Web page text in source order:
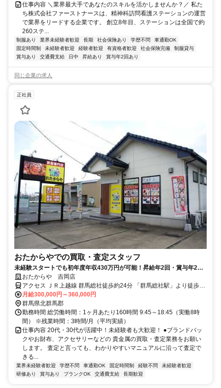
仕事内容 ＼業界最大手であなたのスキルを活かしませんか？／ 私た
ち株式会社ファーストナースは、精神科訪問看護ステーションの運営
で業界をリードする企業です。 創立8年目、ステーションは全国で約
260ステ...
制服あり 業界未経験者歓迎 長期 社会保険あり 学歴不問
車通勤OK
固定時間制
未経験者歓迎 経験者歓迎 有資格者歓迎 社会保険完備
制服貸与
賞与あり
交通費支給 日中 昇給あり 賞与年2回あり
同じ企業の求人
正社員
おたからやでの買取・査定スタッフ
未経験スタートでも初年度年収430万円が可能！昇給年2回・賞与年2
回！残業少なめ月3時間程度です♪
おたからや 吉岡店
アクセス ＪＲ上越線 群馬総社徒歩約24分 「群馬総社駅」より徒歩25
分（車で5分）
月給300,000円～360,000円
群馬県北群馬郡
勤務時間 総労働時間：1ヶ月あたり160時間 9:45～18:45（実働8時
間） ※残業時間：3時間/月（平均実績）
仕事内容 20代・30代が活躍中！未経験者も大歓迎！ ●ブランドバッ
クやお財布、アクセサリーなどの 貴金属の買取・査定業務をお願い
します。 査定と言っても、わかりやすいマニュアルに沿って査定で
きる...
業界未経験者歓迎 学歴不問 車通勤OK 固定時間制 経験不問
未経験者歓迎
研修あり
賞与あり ブランクOK 交通費支給 長期歓迎